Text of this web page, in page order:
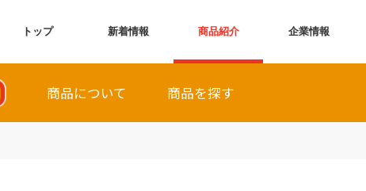
トップ 新着情報 商品紹介 企業情報
商品について 商品を探す